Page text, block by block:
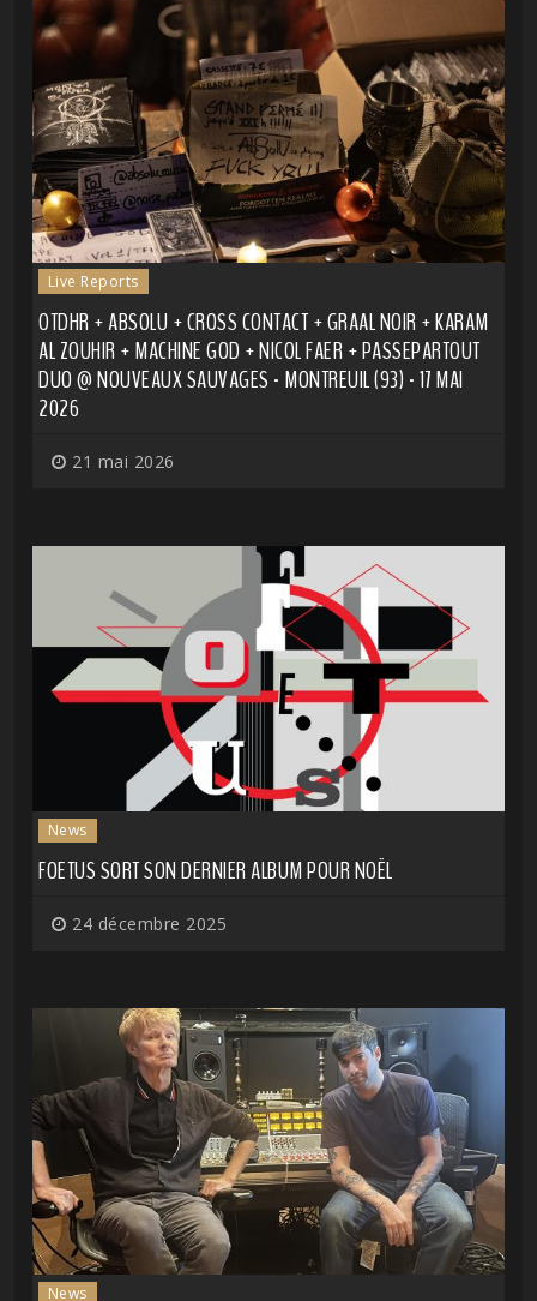
Live Reports
OTDHR + ABSOLU + CROSS CONTACT + GRAAL NOIR + KARAM
AL ZOUHIR + MACHINE GOD + NICOL FAER + PASSEPARTOUT
DUO @ NOUVEAUX SAUVAGES - MONTREUIL (93) - 17 MAI
2026
21 mai 2026
News
FOETUS SORT SON DERNIER ALBUM POUR NOËL
24 décembre 2025
News